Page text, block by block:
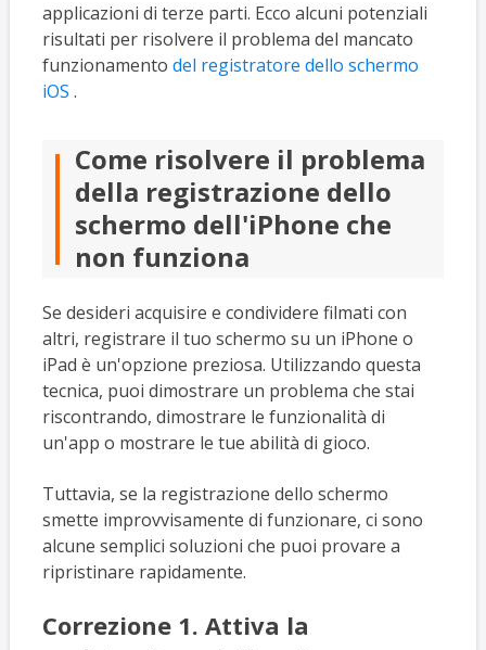
applicazioni di terze parti. Ecco alcuni potenziali
risultati per risolvere il problema del mancato
funzionamento del registratore dello schermo
iOS .
Come risolvere il problema
della registrazione dello
schermo dell'iPhone che
non funziona
Se desideri acquisire e condividere filmati con
altri, registrare il tuo schermo su un iPhone o
iPad è un'opzione preziosa. Utilizzando questa
tecnica, puoi dimostrare un problema che stai
riscontrando, dimostrare le funzionalità di
un'app o mostrare le tue abilità di gioco.
Tuttavia, se la registrazione dello schermo
smette improvvisamente di funzionare, ci sono
alcune semplici soluzioni che puoi provare a
ripristinare rapidamente.
Correzione 1. Attiva la